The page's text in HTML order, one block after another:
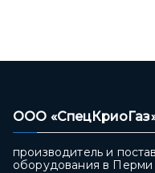
ООО
производитель и
оборудования в Перми